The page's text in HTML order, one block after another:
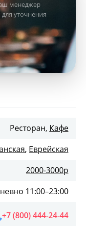
менеджер
уточнения
Ресторан, Кафе
, Еврейская
2000-3000р
11:00–23:00
+7 (800) 444-24-44